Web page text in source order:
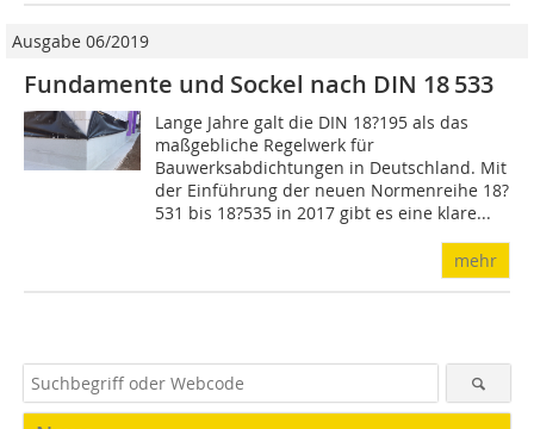
Ausgabe 06/2019
Fundamente und Sockel nach DIN 18 533
Lange Jahre galt die DIN 18?195 als das
maßgebliche Regelwerk für
Bauwerksabdichtungen in Deutschland. Mit
der Einführung der neuen Normenreihe 18?
531 bis 18?535 in 2017 gibt es eine klare...
mehr